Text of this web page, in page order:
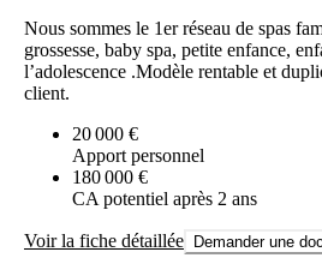
Nous sommes le 1er réseau de spas
grossesse, baby spa, petite enfance,
l’adolescence .Modèle rentable et
client.
20 000 €
Apport personnel
180 000 €
CA potentiel après 2 ans
Voir la fiche détaillée Demander une